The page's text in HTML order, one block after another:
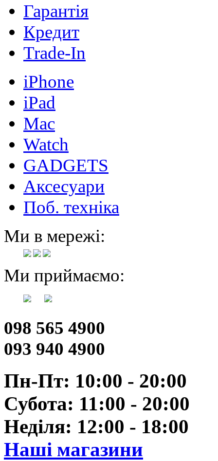
Гарантія
Кредит
Trade-In
iPhone
iPad
Mac
Watch
GADGETS
Аксесуари
Поб. техніка
Ми в мережі:
Ми приймаємо:
098 565 4900
093 940 4900
Пн-Пт: 10:00 - 20:00
Субота: 11:00 - 20:00
Неділя: 12:00 - 18:00
Наші магазини